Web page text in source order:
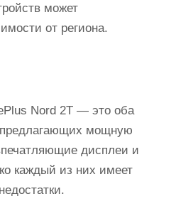
может
от региона.
Nord 2T — это оба
мощную
дисплеи и
каждый из них имеет